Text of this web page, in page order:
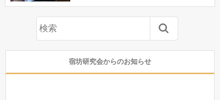
宿坊研究会からのお知らせ